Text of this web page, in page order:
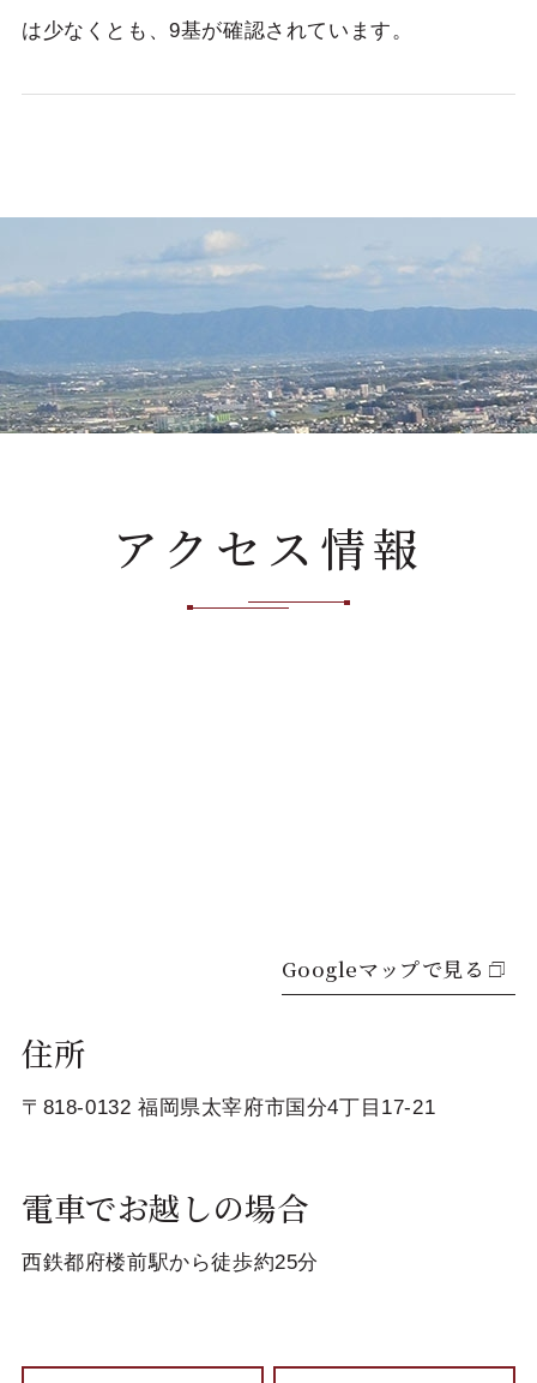
は少なくとも、9基が確認されています。
アクセス情報
住所
〒818-0132 福岡県太宰府市国分4丁目17-21
電車でお越しの場合
西鉄都府楼前駅から徒歩約25分
Googleマップで見る